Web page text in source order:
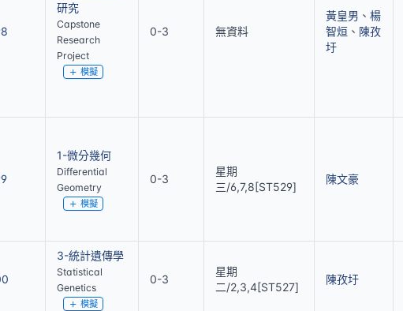
研究
Capstone
Research
Project
模擬
0-3 無資料
黃皇男 、 楊
智烜、 陳孜
圩
1-微分幾何
Differential
Geometry
模擬
0-3
星期
三/6,7,8[ST529]
陳文豪
3-統計遺傳學
Statistical
Genetics
模擬
0-3
星期
二/2,3,4[ST527]
陳孜圩